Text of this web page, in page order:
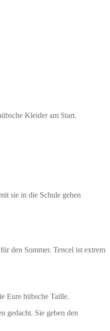
Kleider am Start.
sie in die Schule gehen
den Sommer. Tencel ist extrem
Eure hübsche Taille.
gedacht. Sie geben den